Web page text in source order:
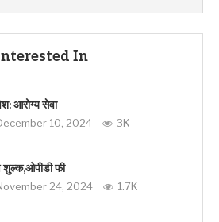
In
आरोग्य सेवा
10, 2024 3K
शुल्क,ओपीडी फी
24, 2024 1.7K